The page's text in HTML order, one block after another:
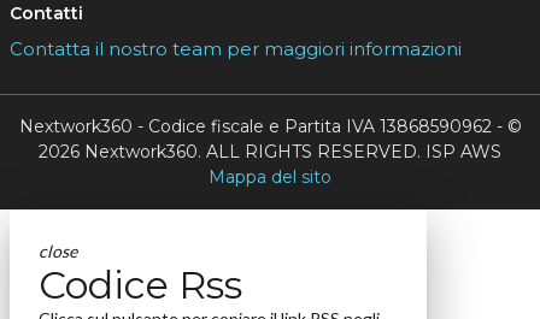
Contatti
Contatta il nostro team per maggiori informazioni
Nextwork360 - Codice fiscale e Partita IVA 13868590962 - ©
2026 Nextwork360. ALL RIGHTS RESERVED. ISP AWS
Mappa del sito
close
Codice Rss